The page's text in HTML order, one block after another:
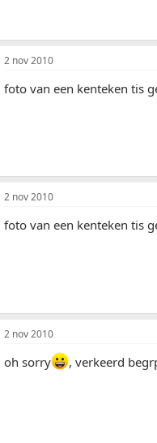
2 nov 2010
foto van een kenteken tis
2 nov 2010
foto van een kenteken tis
2 nov 2010
oh sorry , verkeerd